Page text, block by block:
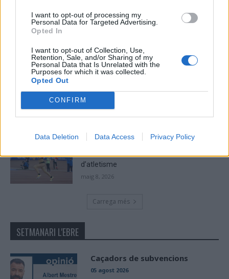
I want to opt-out of processing my
Personal Data for Targeted Advertising.
Opted In
I want to opt-out of Collection, Use,
Retention, Sale, and/or Sharing of my
Personal Data that Is Unrelated with the
Purposes for which it was collected.
Opted Out
CONFIRM
Data Deletion Data Access Privacy Policy
human.
Campredó acull la quarta prova dels
recorreguts
maig 9, 2026
Viladecans en el tram decisiu de la lliga
maig 9, 2026
Altaba amb la selecció catalana sub-16
d’atletisme
maig 8, 2026
Carrega més
SETMANARI L'EBRE
Caçadors de subvencions
05 agost 2026